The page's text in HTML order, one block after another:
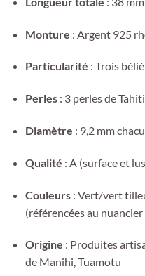
Monture : Argent 925
Particularité : Trois
Perles: 3 perles de
Diamètre : 9,2 mm
Qualité : A (surface et
Couleurs: Vert/vert
(référencées au nuancier
Origine : Produites
de Manihi, Tuamotu